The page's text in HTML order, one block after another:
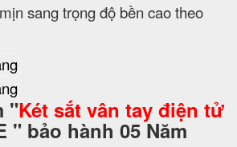
sang trọng độ bền cao theo
"Két sắt vân tay điện tử
" bảo hành 05 Năm